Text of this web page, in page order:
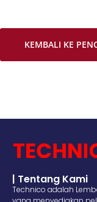
KEMBALI KE
| Tentang Kami
Technico adalah